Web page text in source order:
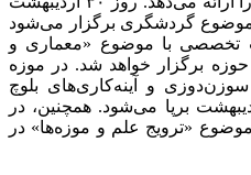
موضوع گردشگری برگزار می‌شود
نشست تخصصی با موضوع «معماری و
برگزار خواهد شد. در موزه
و آینه‌کاری‌های بلوچ
زنان بلوچ در تاریخ ۲۸ اردیبهشت برپا می‌شود. همچنین، در
موضوع «ترویج علم و موزه‌ها» در